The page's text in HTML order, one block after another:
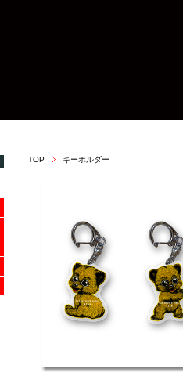
TOP キーホルダー